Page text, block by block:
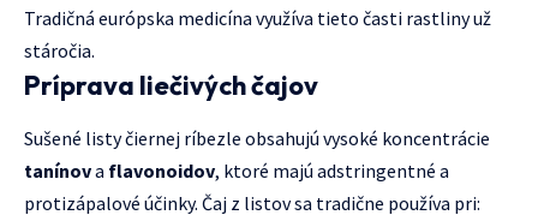
Tradičná európska medicína využíva tieto časti rastliny už
stáročia.
Príprava liečivých čajov
Sušené listy čiernej ríbezle obsahujú vysoké koncentrácie
tanínova flavonoidov, ktoré majú adstringentné a
protizápalové účinky. Čaj z listov sa tradične používa pri: